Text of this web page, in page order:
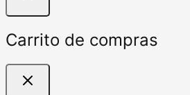
Carrito de compras